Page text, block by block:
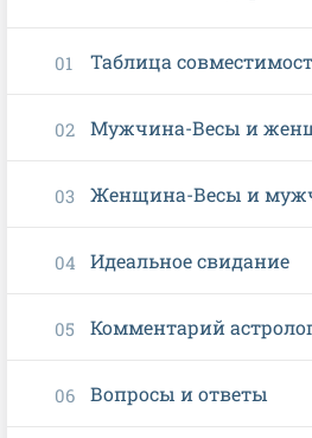
Таблица
Мужчина-Весы и
Женщина-Весы и
Идеальное свидание
Комментарий
Вопросы и ответы